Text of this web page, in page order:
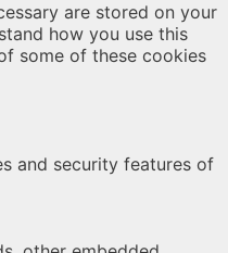
are stored on your
how you use this
some of these cookies
and security features of